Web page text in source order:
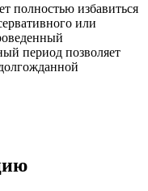
полностью избавиться
или
период позволяет